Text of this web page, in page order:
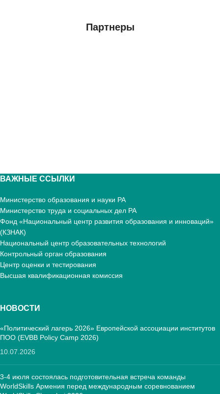
Партнеры
ВАЖНЫЕ ССЫЛКИ
Министерство образования и науки РА
Министерство труда и социальных дел РА
Фонд «Национальный центр развития образования и инноваций»
(КЗНАК)
Национальный центр образовательных технологий
Контрольный орган образования
Центр оценки и тестирования
Высшая квалификационная комиссия
НОВОСТИ
«Политический лагерь 2026» Европейской ассоциации институтов
ПОО (EVBB Policy Camp 2026)
10.07.2026
3-4 июля состоялась подготовительная встреча команды
WorldSkills Армения перед международным соревнованием